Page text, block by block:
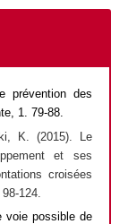
prévention des
, 1. 79-88.
K. (2015). Le
et ses
croisées
98-124.
voie possible de